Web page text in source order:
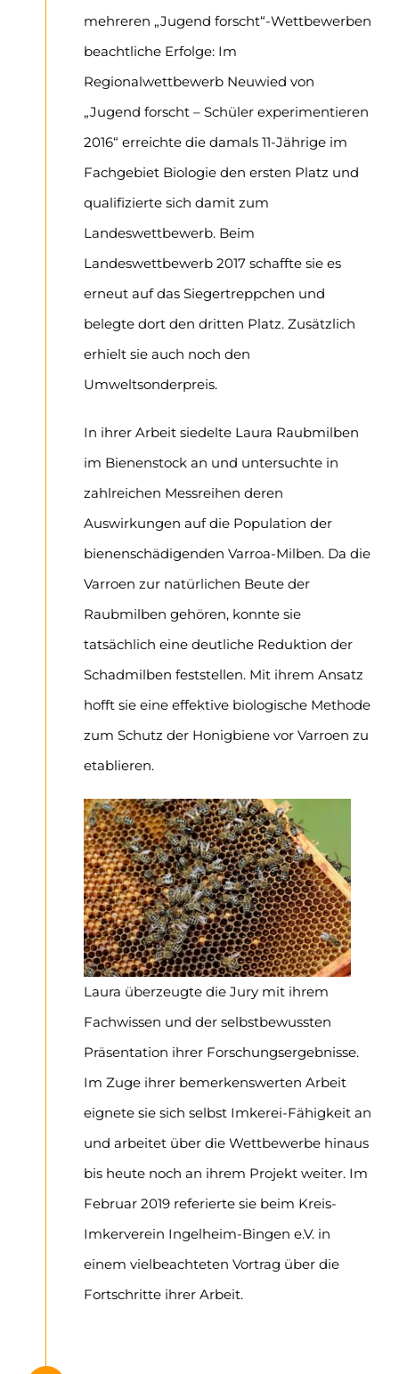
mehreren „Jugend forscht“-Wettbewerben
beachtliche Erfolge: Im
Regionalwettbewerb Neuwied von
„Jugend forscht – Schüler experimentieren
2016“ erreichte die damals 11-Jährige im
Fachgebiet Biologie den ersten Platz und
qualifizierte sich damit zum
Landeswettbewerb. Beim
Landeswettbewerb 2017 schaffte sie es
erneut auf das Siegertreppchen und
belegte dort den dritten Platz. Zusätzlich
erhielt sie auch noch den
Umweltsonderpreis.
In ihrer Arbeit siedelte Laura Raubmilben
im Bienenstock an und untersuchte in
zahlreichen Messreihen deren
Auswirkungen auf die Population der
bienenschädigenden Varroa-Milben. Da die
Varroen zur natürlichen Beute der
Raubmilben gehören, konnte sie
tatsächlich eine deutliche Reduktion der
Schadmilben feststellen. Mit ihrem Ansatz
hofft sie eine effektive biologische Methode
zum Schutz der Honigbiene vor Varroen zu
etablieren.
Laura überzeugte die Jury mit ihrem
Fachwissen und der selbstbewussten
Präsentation ihrer Forschungsergebnisse.
Im Zuge ihrer bemerkenswerten Arbeit
eignete sie sich selbst Imkerei-Fähigkeit an
und arbeitet über die Wettbewerbe hinaus
bis heute noch an ihrem Projekt weiter. Im
Februar 2019 referierte sie beim Kreis-
Imkerverein Ingelheim-Bingen e.V. in
einem vielbeachteten Vortrag über die
Fortschritte ihrer Arbeit.